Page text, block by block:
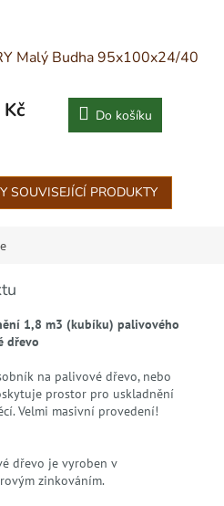
Malý Budha 95x100x24/40
Do košíku
SOUVISEJÍCÍ PRODUKTY
1,8 m3 (kubíku) palivového
dřevo
na palivové dřevo, nebo
prostor pro uskladnění
Velmi masivní provedení!
dřevo je vyroben v
zinkováním.